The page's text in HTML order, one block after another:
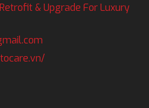
& Upgrade For Luxury